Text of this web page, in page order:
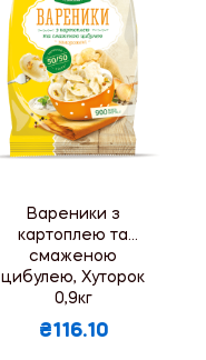
Вареники з
картоплею та
смаженою
цибулею, Хуторок
0,9кг
₴116.10